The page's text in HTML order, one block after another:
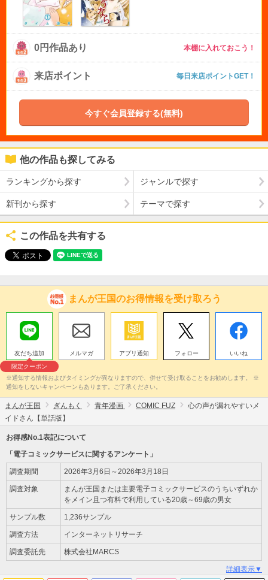
0円作品あり 本棚に入れておこう！
来店ポイント 毎日来店ポイントGET！
今すぐ会員登録する(無料)
他の作品も探してみる
ランキングから探す ジャンルで探す
新刊から探す テーマで探す
この作品を共有する
まんが王国のお得情報を受け取ろう
友だち追加
限定クーポン
メルマガ アプリ通知 フォロー いいね
※通知する情報およびタイミングが異なりますので、併せて受け取ることをお勧めします。 ※
通知をしないキャンペーンもあります。ご了承ください。
まんが王国 ぎんもく 青年漫画 COMIC FUZ
心の声が漏れやすいメ
イドさん【単話版】
お得感No.1表記について
「電子コミックサービスに関するアンケート」
調査期間 2026年3月6日～2026年3月18日
調査対象
まんが王国または主要電子コミックサービスのうちいずれか
をメイン且つ有料で利用している20歳～69歳の男女
サンプル数 1,236サンプル
調査方法 インターネットリサーチ
調査委託先 株式会社MARCS
詳細表示▼